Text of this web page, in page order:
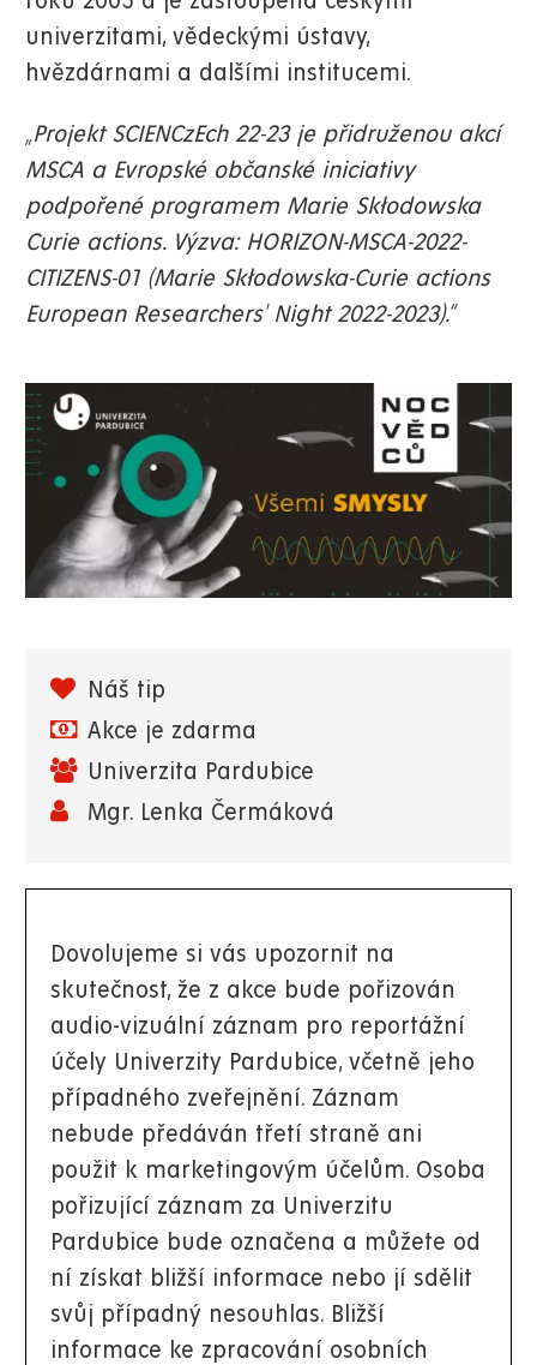
univerzitami, vědeckými ústavy,
hvězdárnami a dalšími institucemi.
„Projekt SCIENCzEch 22-23 je přidruženou akcí
MSCA a Evropské občanské iniciativy
podpořené programem Marie Skłodowska
Curie actions. Výzva: HORIZON-MSCA-2022-
CITIZENS-01 (Marie Skłodowska-Curie actions
European Researchers' Night 2022-2023).“
Náš tip
Akce je zdarma
Univerzita Pardubice
Mgr. Lenka Čermáková
Dovolujeme si vás upozornit na
skutečnost, že z akce bude pořizován
audio-vizuální záznam pro reportážní
účely Univerzity Pardubice, včetně jeho
případného zveřejnění. Záznam
nebude předáván třetí straně ani
použit k marketingovým účelům. Osoba
pořizující záznam za Univerzitu
Pardubice bude označena a můžete od
ní získat bližší informace nebo jí sdělit
svůj případný nesouhlas. Bližší
informace ke zpracování osobních